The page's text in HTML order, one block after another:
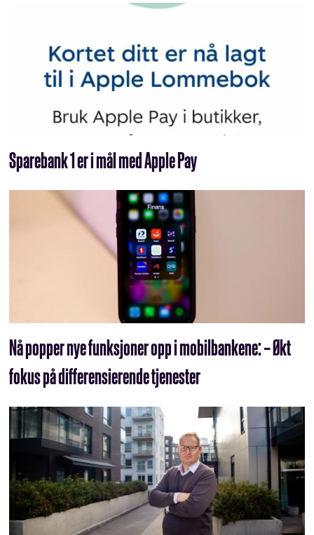
Sparebank 1 er i mål med Apple Pay
Nå popper nye funksjoner opp i mobilbankene: – Økt
fokus på differensierende tjenester